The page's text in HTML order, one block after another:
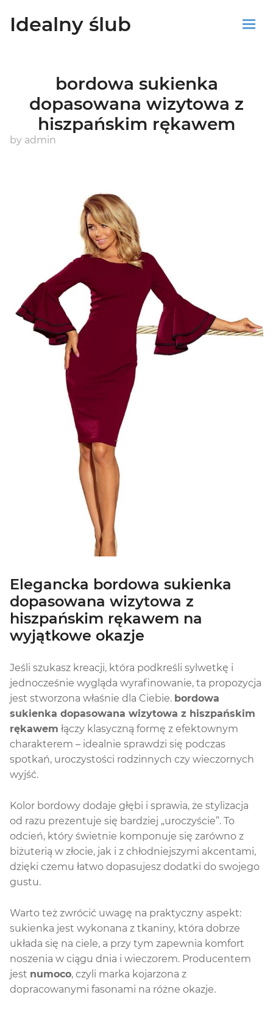
Idealny ślub
Koszyk
bordowa sukienka
dopasowana wizytowa z
hiszpańskim rękawem
by admin
Elegancka bordowa sukienka
dopasowana wizytowa z
hiszpańskim rękawem na
wyjątkowe okazje
Jeśli szukasz kreacji, która podkreśli sylwetkę i
jednocześnie wygląda wyrafinowanie, ta propozycja
jest stworzona właśnie dla Ciebie. bordowa
sukienka dopasowana wizytowa z hiszpańskim
rękawem łączy klasyczną formę z efektownym
charakterem – idealnie sprawdzi się podczas
spotkań, uroczystości rodzinnych czy wieczornych
wyjść.
Kolor bordowy dodaje głębi i sprawia, że stylizacja
od razu prezentuje się bardziej „uroczyście”. To
odcień, który świetnie komponuje się zarówno z
biżuterią w złocie, jak i z chłodniejszymi akcentami,
dzięki czemu łatwo dopasujesz dodatki do swojego
gustu.
Warto też zwrócić uwagę na praktyczny aspekt:
sukienka jest wykonana z tkaniny, która dobrze
układa się na ciele, a przy tym zapewnia komfort
noszenia w ciągu dnia i wieczorem. Producentem
jest numoco, czyli marka kojarzona z
dopracowanymi fasonami na różne okazje.